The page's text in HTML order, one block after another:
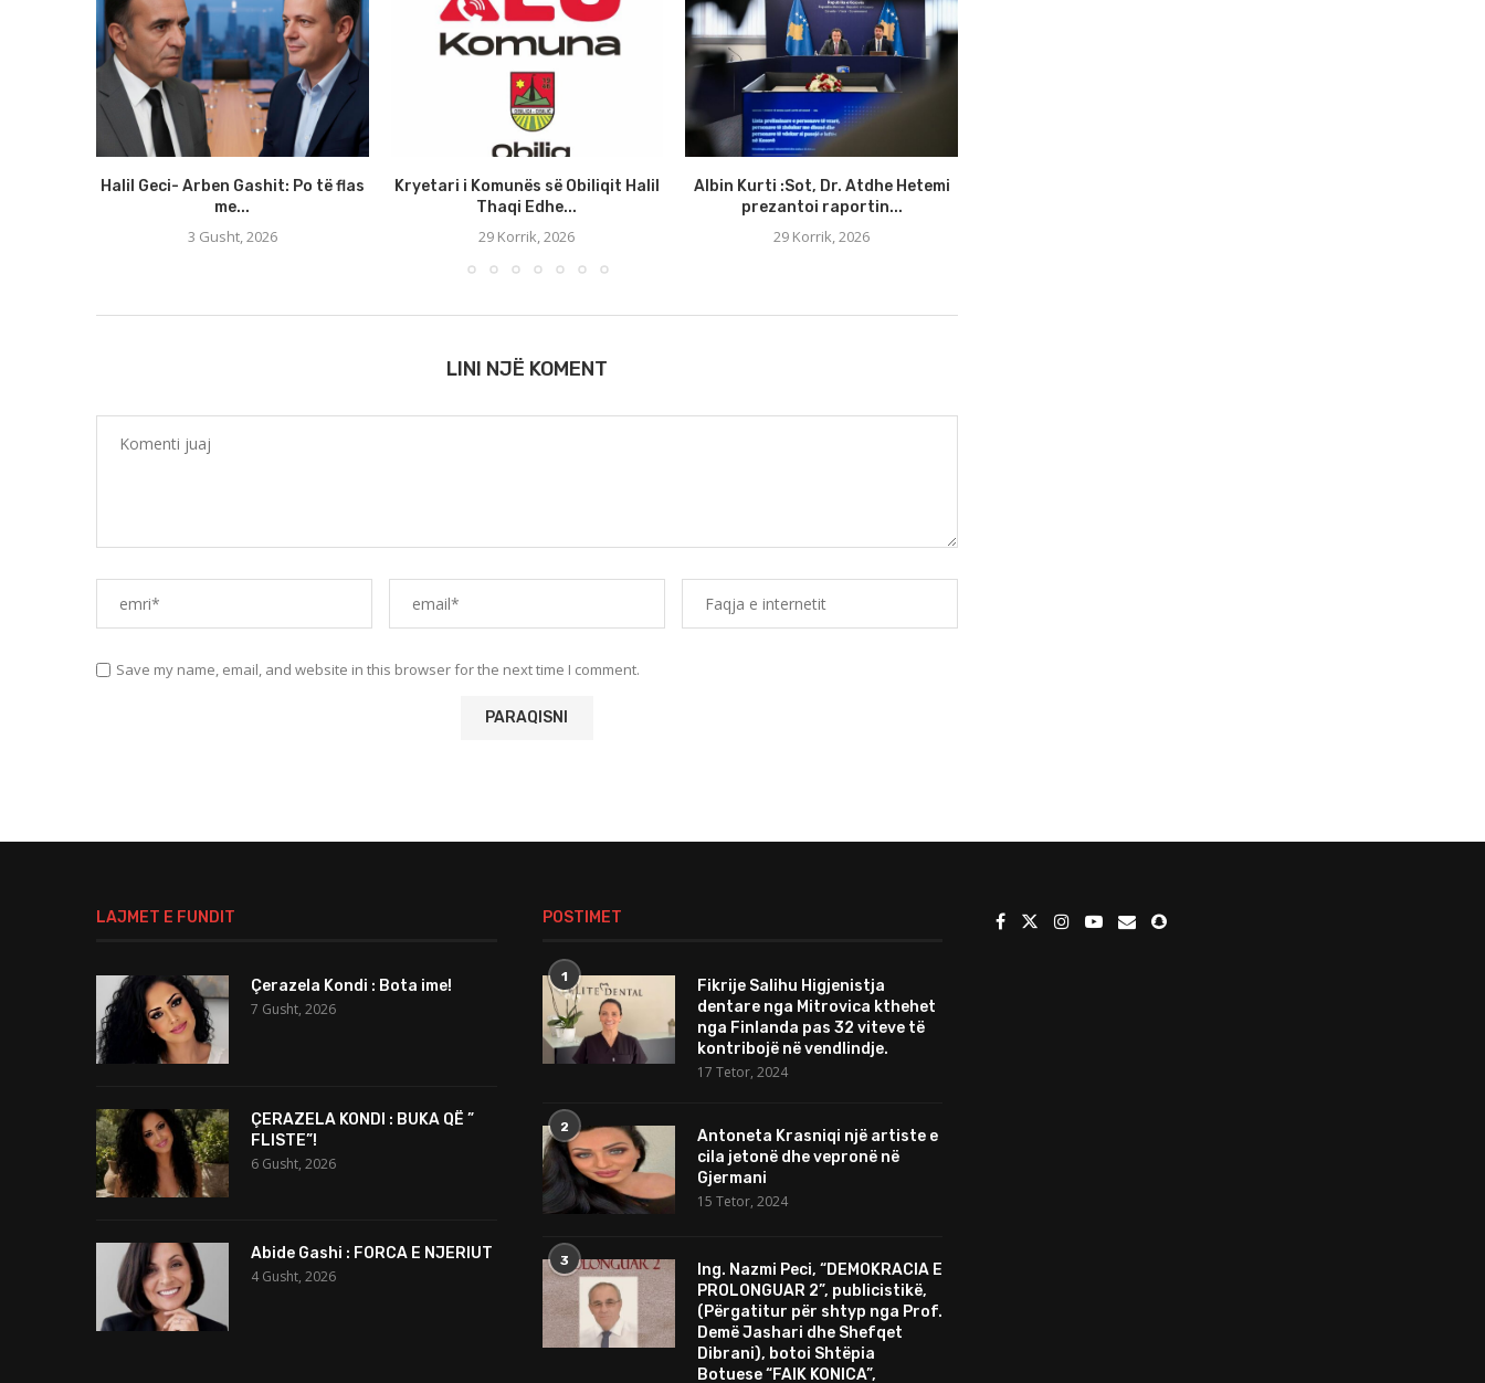
Halil Geci- Arben Gashit: Po të flas
me...
3 Gusht, 2026
Kryetari i Komunës së Obiliqit Halil
Thaqi Edhe...
29 Korrik, 2026
Albin Kurti :Sot, Dr. Atdhe Hetemi
prezantoi raportin...
29 Korrik, 2026
LINI NJË KOMENT
Save my name, email, and website in this browser for the next time I comment.
LAJMET E FUNDIT
Çerazela Kondi : Bota ime!
7 Gusht, 2026
ÇERAZELA KONDI : BUKA QË ”
FLISTE”!
6 Gusht, 2026
Abide Gashi : FORCA E NJERIUT
4 Gusht, 2026
POSTIMET
1
Fikrije Salihu Higjenistja
dentare nga Mitrovica kthehet
nga Finlanda pas 32 viteve të
kontribojë në vendlindje.
17 Tetor, 2024
2
Antoneta Krasniqi një artiste e
cila jetonë dhe vepronë në
Gjermani
15 Tetor, 2024
3
Ing. Nazmi Peci, “DEMOKRACIA E
PROLONGUAR 2”, publicistikë,
(Përgatitur për shtyp nga Prof.
Demë Jashari dhe Shefqet
Dibrani), botoi Shtëpia
Botuese “FAIK KONICA”,